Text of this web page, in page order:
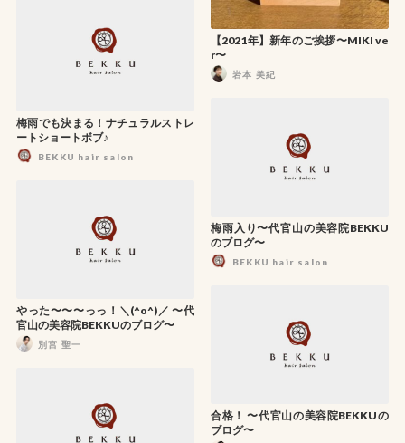
【2021年】新年のご挨拶〜MIKI ve
r〜
岩本 美紀
梅雨でも決まる！ナチュラルストレ
ートショートボブ♪
BEKKU hair salon
梅雨入り〜代官山の美容院BEKKU
のブログ〜
BEKKU hair salon
やった〜〜〜っっ！＼(^o^)／ 〜代
官山の美容院BEKKUのブログ〜
別宮 聖一
合格！ 〜代官山の美容院BEKKUの
ブログ〜